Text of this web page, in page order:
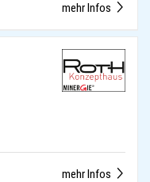
mehr Infos
mehr Infos